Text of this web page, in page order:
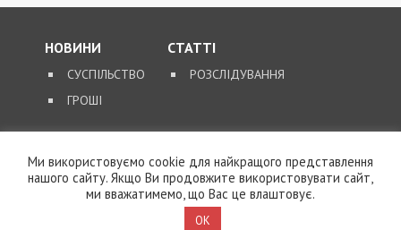
НОВИНИ
СУСПІЛЬСТВО
ГРОШІ
СТАТТІ
РОЗСЛІДУВАННЯ
КОНТАКТИ
Ми використовуємо cookie для найкращого представлення
нашого сайту. Якщо Ви продовжите використовувати сайт,
ми вважатимемо, що Вас це влаштовує.
OK